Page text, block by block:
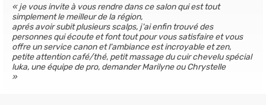
je vous invite à vous rendre dans ce salon qui est tout
simplement le meilleur de la région,
aprés avoir subit plusieurs scalps, j'ai enfin trouvé des
personnes qui écoute et font tout pour vous satisfaire et vous
offre un service canon et l'ambiance est incroyable et zen,
petite attention café/thé, petit massage du cuir chevelu spécial
luka, une équipe de pro, demander Marilyne ou Chrystelle